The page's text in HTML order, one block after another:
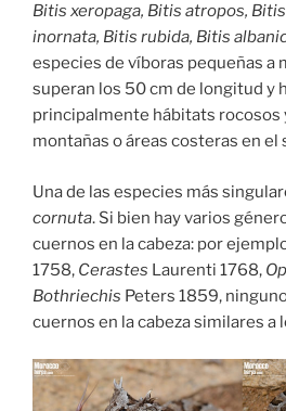
Bitis xeropaga, Bitis atropos,
inornata, Bitis rubida, Bitis
especies de víboras pequeñas a
superan los 50 cm de longitud y
principalmente hábitats rocosos
montañas o áreas costeras en el
Una de las especies más
cornuta. Si bien hay varios
cuernos en la cabeza: por
1758, Cerastes Laurenti 1768,
Bothriechis Peters 1859,
cuernos en la cabeza similares a